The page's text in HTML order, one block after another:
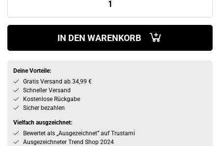
IN DEN WARENKORB
Deine Vorteile:
Gratis Versand ab 34,99 €
Schneller Versand
Kostenlose Rückgabe
Sicher bezahlen
Vielfach ausgzeichnet:
Bewertet als „Ausgezeichnet” auf Trustami
Ausgezeichneter Trend Shop 2024